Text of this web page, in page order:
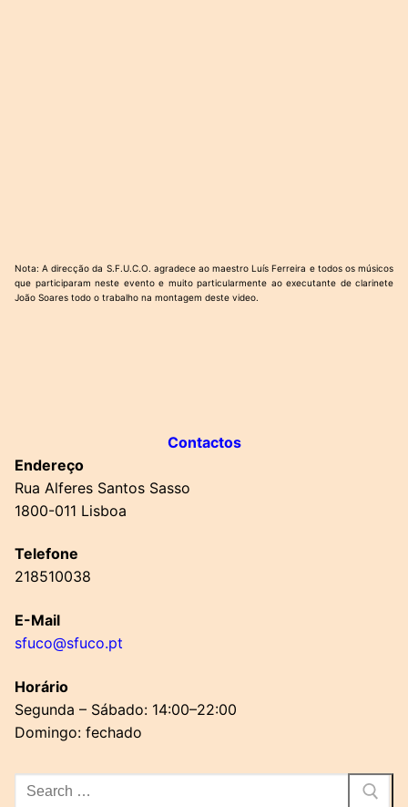
Nota: A direcção da S.F.U.C.O. agradece ao maestro Luís Ferreira e todos os músicos
que participaram neste evento e muito particularmente ao executante de clarinete
João Soares todo o trabalho na montagem deste video.
Contactos
Endereço
Rua Alferes Santos Sasso
1800-011 Lisboa
Telefone
218510038
E-Mail
sfuco@sfuco.pt
Horário
Segunda – Sábado: 14:00–22:00
Domingo: fechado
Pesquisar